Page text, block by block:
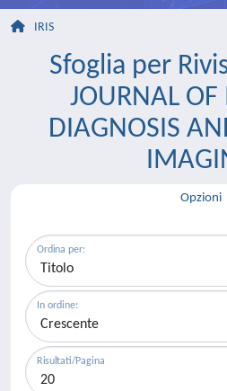
IRIS
Sfoglia per
JOURNAL
DIAGNOSIS
Opzioni
Ordina per:
In ordine:
Risultati/Pagina